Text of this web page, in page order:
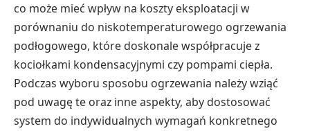
co może mieć wpływ na koszty eksploatacji w
porównaniu do niskotemperaturowego ogrzewania
podłogowego, które doskonale współpracuje z
kociołkami kondensacyjnymi czy pompami ciepła.
Podczas wyboru sposobu ogrzewania należy wziąć
pod uwagę te oraz inne aspekty, aby dostosować
system do indywidualnych wymagań konkretnego